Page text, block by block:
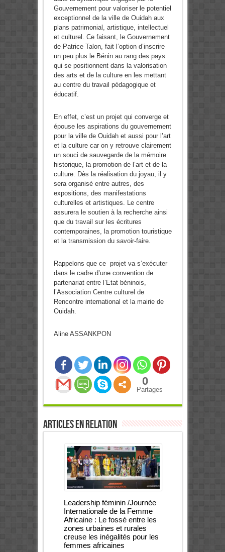
Gouvernement pour valoriser le potentiel
exceptionnel de la ville de Ouidah aux
plans patrimonial, artistique, intellectuel
et culturel. Ce faisant, le Gouvernement
de Patrice Talon, fait l’option d’inscrire
un peu plus le Bénin au rang des pays
qui se positionnent dans la valorisation
des arts et de la culture en les mettant
au centre du travail pédagogique et
éducatif.
En effet, c’est un projet qui converge et
épouse les aspirations du gouvernement
pour la ville de Ouidah et aussi pour l’art
et la culture car on y retrouve clairement
un souci de sauvegarde de la mémoire
historique, la promotion de l’art et de la
culture. Dès la réalisation du joyau, il y
sera organisé entre autres, des
expositions, des manifestations
culturelles et artistiques. Le centre
assurera le soutien à la recherche ainsi
que du travail sur les écritures
contemporaines, la promotion touristique
et la transmission du savoir-faire.
Rappelons que ce projet va s’exécuter
dans le cadre d’une convention de
partenariat entre l’Etat béninois,
l’Association Centre culturel de
Rencontre international et la mairie de
Ouidah.
Aline ASSANKPON
0
Partages
Articles en relation
Leadership féminin /Journée
Internationale de la Femme
Africaine : Le fossé entre les
zones urbaines et rurales
creuse les inégalités pour les
femmes africaines